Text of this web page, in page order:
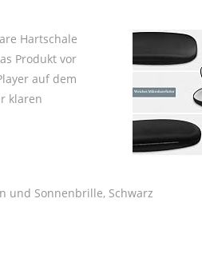
Hartschale
Produkt vor
auf dem
klaren
und Sonnenbrille, Schwarz